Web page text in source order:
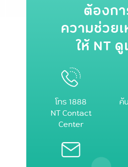
ต้องก
ความช่วย
ให้ NT
โทร 1888
NT Contact
Center
ค้